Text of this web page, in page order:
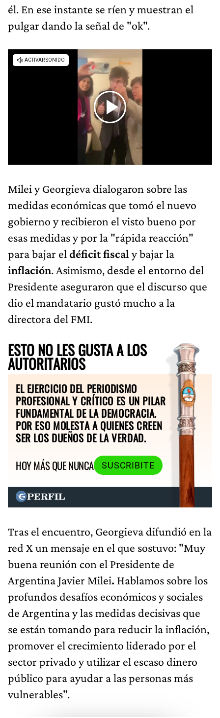
él. En ese instante se ríen y muestran el
pulgar dando la señal de "ok".
Milei y Georgieva dialogaron sobre las
medidas económicas que tomó el nuevo
gobierno y recibieron el visto bueno por
esas medidas y por la "rápida reacción"
para bajar el déficit fiscal y bajar la
inflación. Asimismo, desde el entorno del
Presidente aseguraron que el discurso que
dio el mandatario gustó mucho a la
directora del FMI.
ESTO NO LES GUSTA A LOS
AUTORITARIOS
EL EJERCICIO DEL PERIODISMO
PROFESIONAL Y CRÍTICO ES UN PILAR
FUNDAMENTAL DE LA DEMOCRACIA.
POR ESO MOLESTA A QUIENES CREEN
SER LOS DUEÑOS DE LA VERDAD.
HOY MÁS QUE NUNCA
SUSCRIBITE
Tras el encuentro, Georgieva difundió en la
red X un mensaje en el que sostuvo: "Muy
buena reunión con el Presidente de
Argentina Javier Milei. Hablamos sobre los
profundos desafíos económicos y sociales
de Argentina y las medidas decisivas que
se están tomando para reducir la inflación,
promover el crecimiento liderado por el
sector privado y utilizar el escaso dinero
público para ayudar a las personas más
vulnerables".